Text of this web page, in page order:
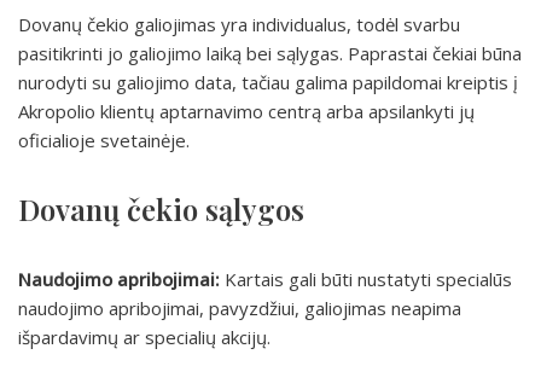
Dovanų čekio galiojimas yra individualus, todėl svarbu
pasitikrinti jo galiojimo laiką bei sąlygas. Paprastai čekiai būna
nurodyti su galiojimo data, tačiau galima papildomai kreiptis į
Akropolio klientų aptarnavimo centrą arba apsilankyti jų
oficialioje svetainėje.
Dovanų čekio sąlygos
Naudojimo apribojimai: Kartais gali būti nustatyti specialūs
naudojimo apribojimai, pavyzdžiui, galiojimas neapima
išpardavimų ar specialių akcijų.